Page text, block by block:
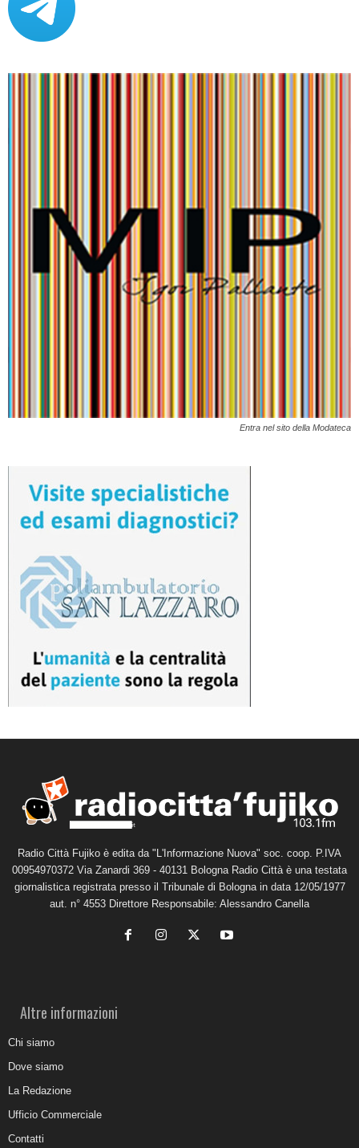
Entra nel sito della Modateca
Radio Città Fujiko è edita da "L'Informazione Nuova" soc. coop. P.IVA
00954970372 Via Zanardi 369 - 40131 Bologna Radio Città è una testata
giornalistica registrata presso il Tribunale di Bologna in data 12/05/1977
aut. n° 4553 Direttore Responsabile: Alessandro Canella
Altre informazioni
Chi siamo
Dove siamo
La Redazione
Ufficio Commerciale
Contatti